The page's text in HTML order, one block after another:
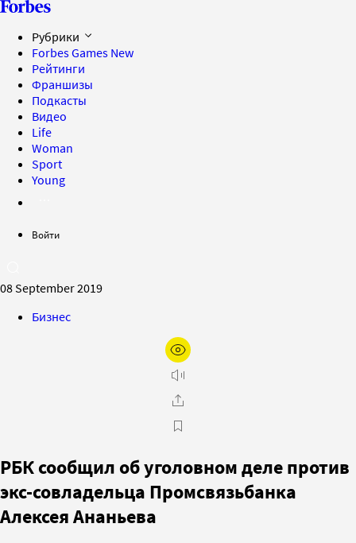
Рубрики
Forbes Games New
Рейтинги
Франшизы
Подкасты
Видео
Life
Woman
Sport
Young
Войти
08 September 2019
Бизнес
РБК сообщил об уголовном деле против
экс-совладельца Промсвязьбанка
Алексея Ананьева